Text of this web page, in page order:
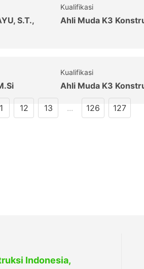
S.T.,
Kualifikasi
Ahli Muda K3
Kualifikasi
Ahli Muda K3
12 13 ... 126 127
Indonesia,